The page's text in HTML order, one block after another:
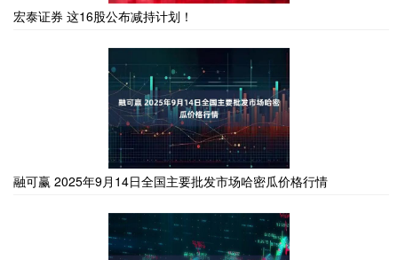
宏泰证券 这16股公布减持计划！
融可赢 2025年9月14日全国主要批发市场哈密瓜价格行情